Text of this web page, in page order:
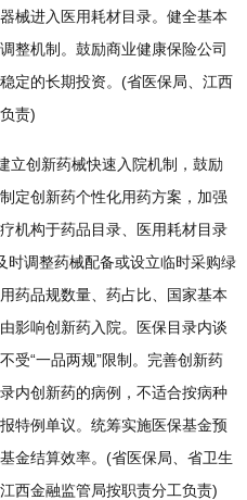
械进入医用耗材目录。健全基本
整机制。鼓励商业健康保险公司
定的长期投资。(省医保局、江西
责)
创新药械快速入院机制，鼓励
定创新药个性化用药方案，加强
机构于药品目录、医用耗材目录
时调整药械配备或设立临时采购绿
药品规数量、药占比、国家基本
影响创新药入院。医保目录内谈
受“一品两规”限制。完善创新药
内创新药的病例，不适合按病种
特例单议。统筹实施医保基金预
金结算效率。(省医保局、省卫生
西金融监管局按职责分工负责)